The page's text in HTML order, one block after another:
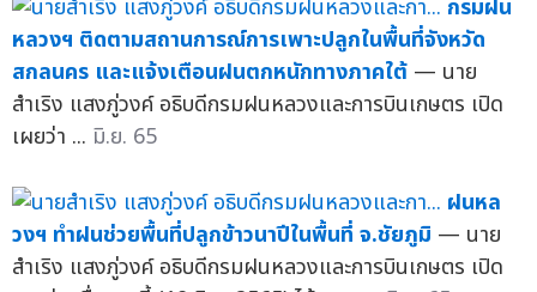
กรมฝน
หลวงฯ ติดตามสถานการณ์การเพาะปลูกในพื้นที่จังหวัด
สกลนคร และแจ้งเตือนฝนตกหนักทางภาคใต้ — นาย
สำเริง แสงภู่วงค์ อธิบดีกรมฝนหลวงและการบินเกษตร เปิด
เผยว่า ... มิ.ย. 65
ฝนหล
วงฯ ทำฝนช่วยพื้นที่ปลูกข้าวนาปีในพื้นที่ จ.ชัยภูมิ — นาย
สำเริง แสงภู่วงค์ อธิบดีกรมฝนหลวงและการบินเกษตร เปิด